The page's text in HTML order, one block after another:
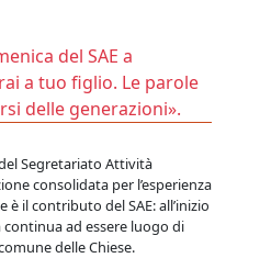
del SAE a
a tuo figlio. Le parole
delle generazioni».
Segretariato Attività
consolidata per l’esperienza
il contributo del SAE: all’inizio
ad essere luogo di
delle Chiese.